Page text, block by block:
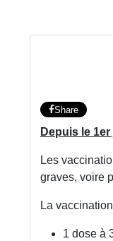
Share
Depuis le
Les
graves, voire
La
1 dose à